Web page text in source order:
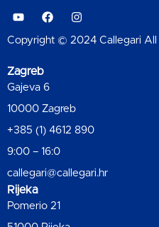
Copyright © 2024 Callegari All
Zagreb
Gajeva 6
10000 Zagreb
+385 (1) 4612 890
9:00 – 16:0
callegari@callegari.hr
Rijeka
Pomerio 21